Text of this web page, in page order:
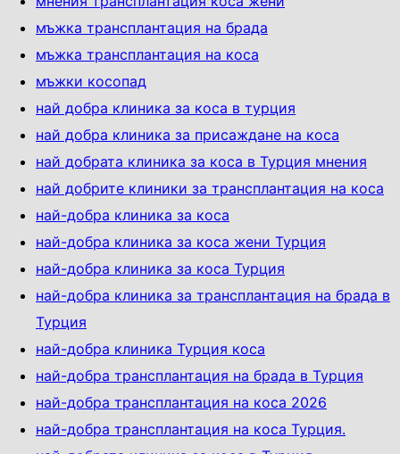
мъжка трансплантация на брада
мъжка трансплантация на коса
мъжки косопад
най добра клиника за коса в турция
най добра клиника за присаждане на коса
най добрата клиника за коса в Турция мнения
най добрите клиники за трансплантация на коса
най-добра клиника за коса
най-добра клиника за коса жени Турция
най-добра клиника за коса Турция
най-добра клиника за трансплантация на брада в
Турция
най-добра клиника Турция коса
най-добра трансплантация на брада в Турция
най-добра трансплантация на коса 2026
най-добра трансплантация на коса Турция.